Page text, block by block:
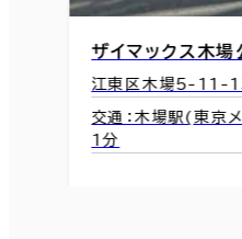
ザイマックス木
江東区木場5-11-
交通：木場駅(東京
1分